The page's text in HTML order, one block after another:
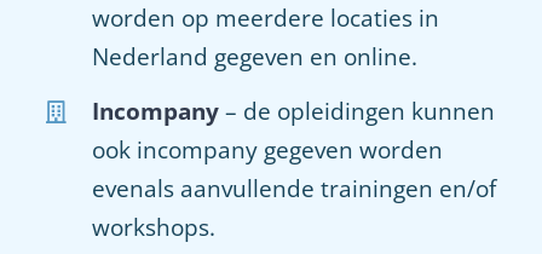
worden op meerdere locaties in
Nederland gegeven en online.
Incompany– de opleidingen kunnen
ook incompany gegeven worden
evenals aanvullende trainingen en/of
workshops.